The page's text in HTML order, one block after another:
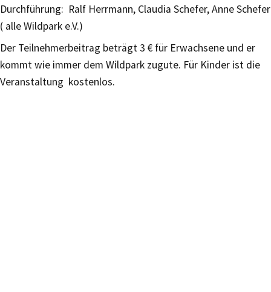
Durchführung: Ralf Herrmann, Claudia Schefer, Anne Schefer
( alle Wildpark e.V.)
Der Teilnehmerbeitrag beträgt 3 € für Erwachsene und er
kommt wie immer dem Wildpark zugute. Für Kinder ist die
Veranstaltung kostenlos.